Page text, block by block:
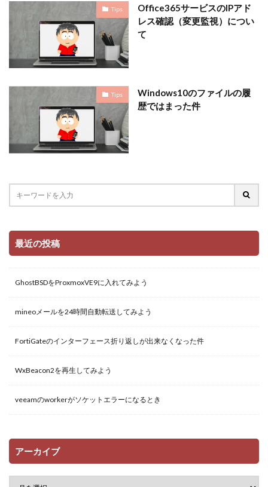
Tips
Office365サービスのIPアド
レス確認（変更監視）につい
て
Tips
Windows10のファイルの履
歴ではまった件
最近の投稿
GhostBSDをProxmoxVE9に入れてみよう
mineoメールを24時間自動転送してみよう
FortiGateのインターフェース折り返しが出来なくなった件
WxBeacon2を再生してみよう
veeamのworkerがソケットエラーになるとき
アーカイブ